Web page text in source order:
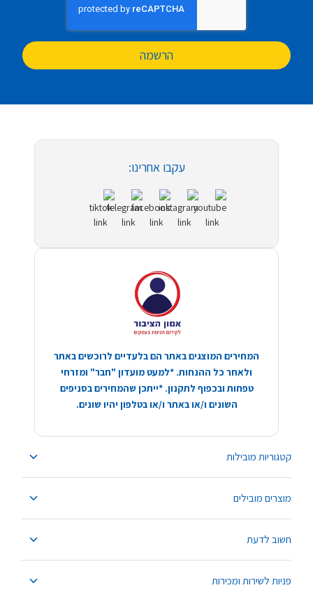
הרשמה
קטגוריות מובילות
מוצרים מובילים
חשוב לדעת
פניות לשירות ומכירות
עקבו אחרינו:
המחירים המוצגים באתר הם בלעדיים לרוכשים באתר
ולאחר כל ההנחות. *למעט מועדון "חבר" ומזרחי
טפחות ובכפוף לתקנון. *ייתכן שהמחירים בסניפים
השונים ו/או באתר ו/או בטלפון יהיו שונים.